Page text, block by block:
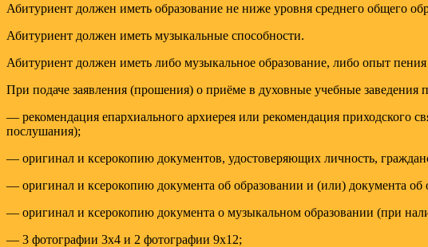
Абитуриент должен иметь образование не ниже уровня среднего общего
Абитуриент должен иметь музыкальные способности.
Абитуриент должен иметь либо музыкальное образование, либо опыт
При подаче заявления (прошения) о приёме в духовные учебные
— рекомендация епархиального архиерея или рекомендация приходского
послушания);
— оригинал и ксерокопию документов, удостоверяющих личность,
— оригинал и ксерокопию документа об образовании и (или) документа об
— оригинал и ксерокопию документа о музыкальном образовании (при
— 3 фотографии 3х4 и 2 фотографии 9х12;